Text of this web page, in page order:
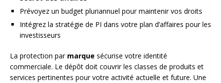
Prévoyez un budget pluriannuel pour maintenir vos droits
Intégrez la stratégie de PI dans votre plan d’affaires pour les
investisseurs
La protection par marque sécurise votre identité
commerciale. Le dépôt doit couvrir les classes de produits et
services pertinentes pour votre activité actuelle et future. Une